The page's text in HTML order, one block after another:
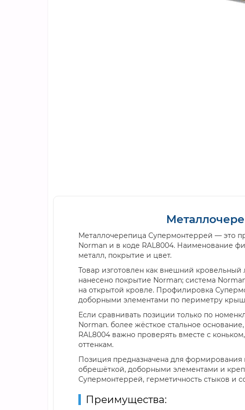
Металлочерепица Супермонтеррей — это
Norman и в коде RAL8004. Наименование
металл, покрытие и цвет.
Товар изготовлен как внешний кровельный
нанесено покрытие Norman; система
на открытой кровле. Профилировка
доборными элементами по периметру
Если сравнивать позиции только по
Norman. более жёсткое стальное
RAL8004 важно проверять вместе с
оттенкам.
Позиция предназначена для формирования
обрешёткой, доборными элементами и
Супермонтеррей, герметичность стыков и
Преимущества: